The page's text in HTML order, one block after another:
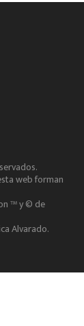
web forman
™ y © de
Alvarado.